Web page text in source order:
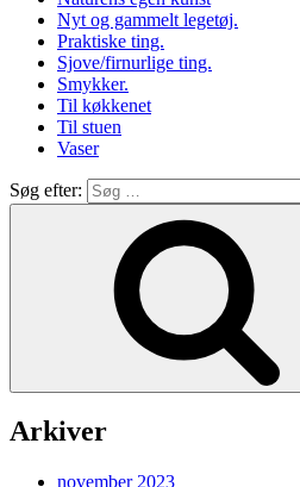
Nyt og gammelt legetøj.
Praktiske ting.
Sjove/firnurlige ting.
Smykker.
Til køkkenet
Til stuen
Vaser
Søg efter:
Arkiver
november 2023